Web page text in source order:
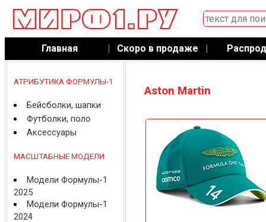
Главная | Скоро в продаже |
АТРИБУТИКА ФОРМУЛЫ-1
Бейсболки, шапки
Футболки, поло
Аксессуары
МАСШТАБНЫЕ МОДЕЛИ
Модели Формулы-1
2025
Модели Формулы-1
2024
Aston Martin